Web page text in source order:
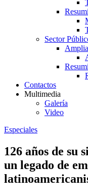
Sector
Contactos
Multimedia
Galería
Video
Especiales
126 años de su
un legado de